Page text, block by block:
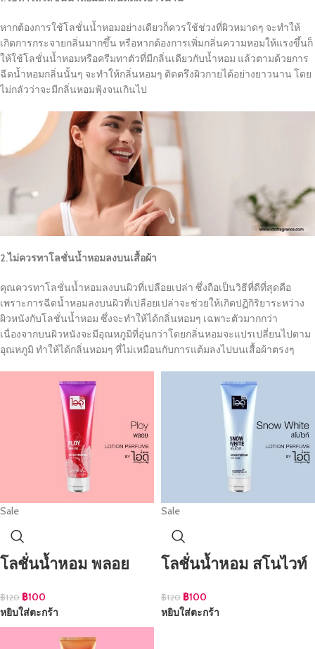
หากต้องการใช้โลชั่นน้ำหอมอย่างเดียวก็ควรใช้ช่วงที่ผิวหมาดๆ จะทำให้
เกิดการกระจายกลิ่นมากขึ้น หรือหากต้องการเพิ่มกลิ่นความหอมให้แรงขึ้นก็
ให้ใช้โลชั่นน้ำหอมหรือครีมทาตัวที่มีกลิ่นเดียวกับน้ำหอม แล้วตามด้วยการ
ฉีดน้ำหอมกลิ่นนั้นๆ จะทำให้กลิ่นหอมๆ ติดตรึงผิวกายได้อย่างยาวนาน โดย
ไม่กลัวว่าจะมีกลิ่นหอมฟุ้งจนเกินไป
2.ไม่ควรทาโลชั่นน้ำหอมลงบนเสื้อผ้า
คุณควรทาโลชั่นน้ำหอมลงบนผิวที่เปลือยเปล่า ซึ่งถือเป็นวิธีที่ดีที่สุดคือ
เพราะการฉีดน้ำหอมลงบนผิวที่เปลือยเปล่าจะช่วยให้เกิดปฏิกิริยาระหว่าง
ผิวหนังกับโลชั่นน้ำหอม ซึ่งจะทำให้ได้กลิ่นหอมๆ เฉพาะตัวมากกว่า
เนื่องจากบนผิวหนังจะมีอุณหภูมิที่อุ่นกว่าโดยกลิ่นหอมจะแปรเปลี่ยนไปตาม
อุณหภูมิ ทำให้ได้กลิ่นหอมๆ ที่ไม่เหมือนกับการแต้มลงไปบนเสื้อผ้าตรงๆ
Sale
โลชั่นน้ำหอม พลอย
฿120 ฿100
หยิบใส่ตะกร้า
Sale
โลชั่นน้ำหอม สโนไวท์
฿120 ฿100
หยิบใส่ตะกร้า